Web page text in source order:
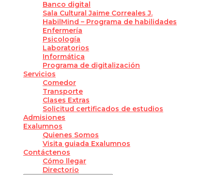
Banco digital
Sala Cultural Jaime Correales J.
HabilMind – Programa de habilidades
Enfermería
Psicología
Laboratorios
Informática
Programa de digitalización
Servicios
Comedor
Transporte
Clases Extras
Solicitud certificados de estudios
Admisiones
Exalumnos
Quienes Somos
Visita guiada Exalumnos
Contáctenos
Cómo llegar
Directorio